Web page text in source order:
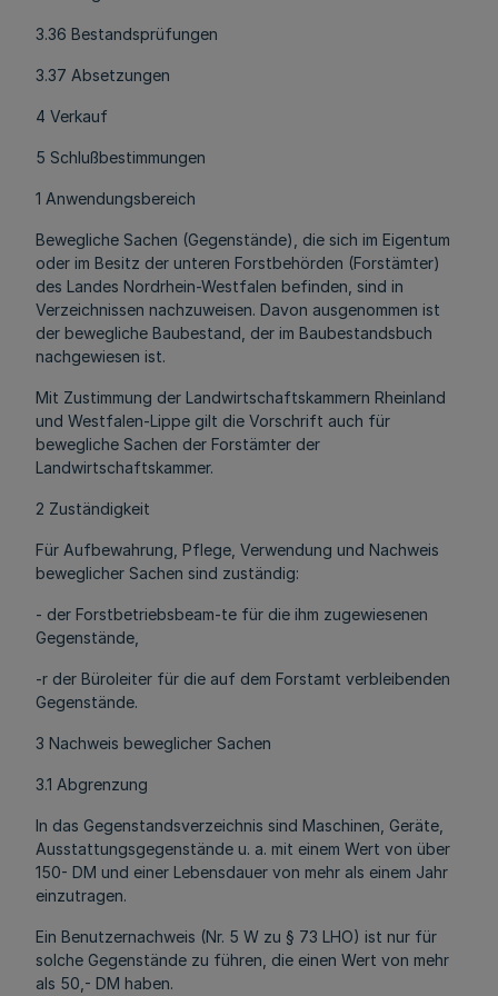
3.36 Bestandsprüfungen
3.37 Absetzungen
4 Verkauf
5 Schlußbestimmungen
1 Anwendungsbereich
Bewegliche Sachen (Gegenstände), die sich im Eigentum
oder im Besitz der unteren Forstbehörden (Forstämter)
des Landes Nordrhein-Westfalen befinden, sind in
Verzeichnissen nachzuweisen. Davon ausgenommen ist
der bewegliche Baubestand, der im Baubestandsbuch
nachgewiesen ist.
Mit Zustimmung der Landwirtschaftskammern Rheinland
und Westfalen-Lippe gilt die Vorschrift auch für
bewegliche Sachen der Forstämter der
Landwirtschaftskammer.
2 Zuständigkeit
Für Aufbewahrung, Pflege, Verwendung und Nachweis
beweglicher Sachen sind zuständig:
- der Forstbetriebsbeam-te für die ihm zugewiesenen
Gegenstände,
-r der Büroleiter für die auf dem Forstamt verbleibenden
Gegenstände.
3 Nachweis beweglicher Sachen
3.1 Abgrenzung
In das Gegenstandsverzeichnis sind Maschinen, Geräte,
Ausstattungsgegenstände u. a. mit einem Wert von über
150- DM und einer Lebensdauer von mehr als einem Jahr
einzutragen.
Ein Benutzernachweis (Nr. 5 W zu § 73 LHO) ist nur für
solche Gegenstände zu führen, die einen Wert von mehr
als 50,- DM haben.